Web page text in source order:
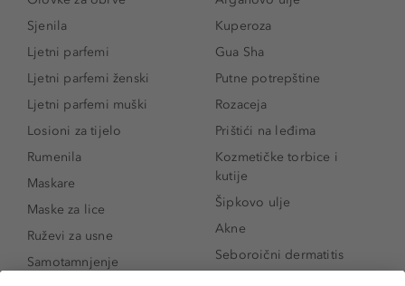
Sjenila
Ljetni parfemi
Ljetni parfemi ženski
Ljetni parfemi muški
Losioni za tijelo
Rumenila
Maskare
Maske za lice
Ruževi za usne
Samotamnjenje
Kuperoza
Gua Sha
Putne potrepštine
Rozaceja
Prištići na leđima
Kozmetičke torbice i
kutije
Šipkovo ulje
Akne
Seboroični dermatitis